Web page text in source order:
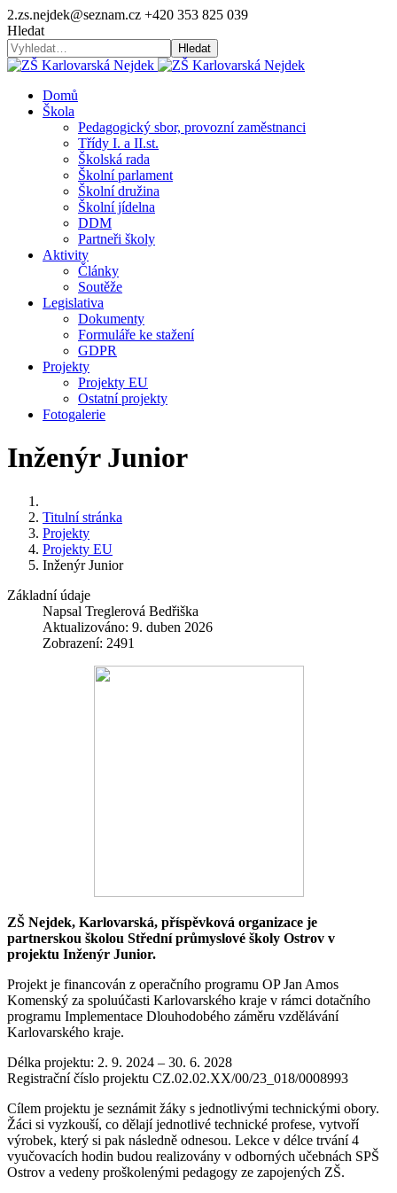
2.zs.nejdek@seznam.cz +420 353 825 039
Hledat
Hledat
Domů
Škola
Pedagogický sbor, provozní zaměstnanci
Třídy I. a II.st.
Školská rada
Školní parlament
Školní družina
Školní jídelna
DDM
Partneři školy
Aktivity
Články
Soutěže
Legislativa
Dokumenty
Formuláře ke stažení
GDPR
Projekty
Projekty EU
Ostatní projekty
Fotogalerie
Inženýr Junior
Titulní stránka
Projekty
Projekty EU
Inženýr Junior
Základní údaje
Napsal Treglerová Bedřiška
Aktualizováno: 9. duben 2026
Zobrazení: 2491
ZŠ Nejdek, Karlovarská, příspěvková organizace je
partnerskou školou Střední průmyslové školy Ostrov v
projektu Inženýr Junior.
Projekt je financován z operačního programu OP Jan Amos
Komenský za spoluúčasti Karlovarského kraje v rámci dotačního
programu Implementace Dlouhodobého záměru vzdělávání
Karlovarského kraje.
Délka projektu: 2. 9. 2024 – 30. 6. 2028
Registrační číslo projektu CZ.02.02.XX/00/23_018/0008993
Cílem projektu je seznámit žáky s jednotlivými technickými obory.
Žáci si vyzkouší, co dělají jednotlivé technické profese, vytvoří
výrobek, který si pak následně odnesou. Lekce v délce trvání 4
vyučovacích hodin budou realizovány v odborných učebnách SPŠ
Ostrov a vedeny proškolenými pedagogy ze zapojených ZŠ.